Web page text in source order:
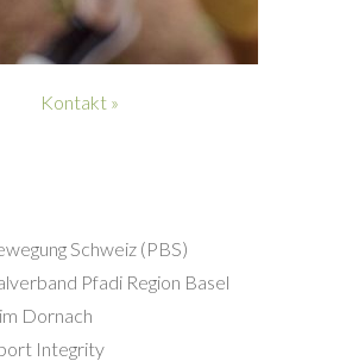
Kontakt »
Schweiz (PBS)
Pfadi Region Basel
Dornach
Integrity